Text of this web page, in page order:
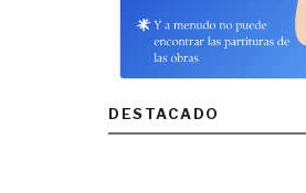
DESTACADO